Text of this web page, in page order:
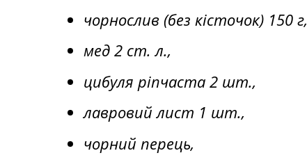
чорнослив (без кісточок) 150 г,
мед 2 ст. л.,
цибуля ріпчаста 2 шт.,
лавровий лист 1 шт.,
чорний перець,